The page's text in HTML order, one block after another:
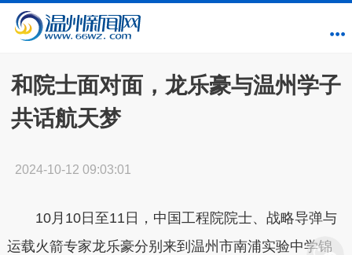
和院士面对面，龙乐豪与温州学子
共话航天梦
2024-10-12 09:03:01
10月10日至11日，中国工程院院士、战略导弹与
运载火箭专家龙乐豪分别来到温州市南浦实验中学锦